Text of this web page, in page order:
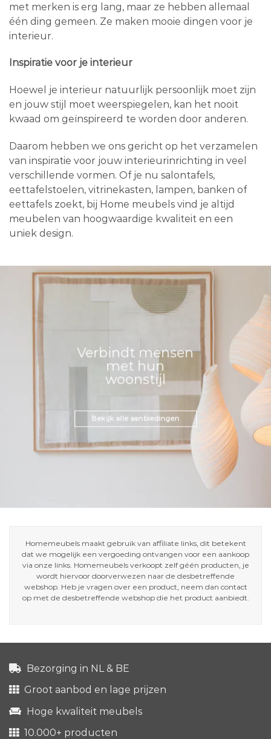
met merken is erg lang, maar ze hebben allemaal
één ding gemeen. Ze maken mooie dingen voor je
interieur.
Inspiratie voor je interieur
Hoewel je interieur natuurlijk persoonlijk moet zijn
en jouw stijl moet weerspiegelen, kan het nooit
kwaad om geïnspireerd te worden door anderen.
Daarom hebben we ons gericht op het verzamelen
van inspiratie voor jouw interieurinrichting in veel
verschillende vormen. Of je nu salontafels,
eettafelstoelen, vitrinekasten, lampen, banken of
eettafels zoekt, bij Home meubels vind je altijd
meubelen van hoogwaardige kwaliteit en een
uniek design.
Verbindt mensen
met hun
woonstijl
Bekijk alle aanbiedingen
Homemeubels maakt gebruik van affiliate links, dit betekent
dat we mogelijk een vergoeding ontvangen voor een aankoop
via onze links. Homemeubels verkoopt zelf géén producten, je
wordt hiervoor doorverwezen naar de desbetreffende
webshop. Heb je vragen over een product, neem dan contact
op met de desbetreffende webshop die het product aanbiedt.
Bezorging in NL & BE
Groot aanbod en lage prijzen
Hoge kwaliteit meubels
10.000+ producten